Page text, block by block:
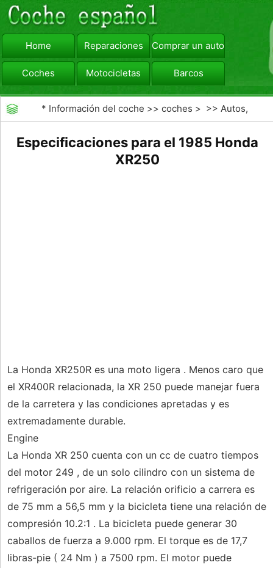
Home Reparaciones Comprar un automóvil
Coches Motocicletas Barcos
viajar Camiones
* Información del coche >>coches > >>Autos,
Especificaciones para el 1985 Honda
XR250
La Honda XR250R es una moto ligera . Menos caro que
el XR400R relacionada, la XR 250 puede manejar fuera
de la carretera y las condiciones apretadas y es
extremadamente durable.
Engine
La Honda XR 250 cuenta con un cc de cuatro tiempos
del motor 249 , de un solo cilindro con un sistema de
refrigeración por aire. La relación orificio a carrera es
de 75 mm a 56,5 mm y la bicicleta tiene una relación de
compresión 10.2:1 . La bicicleta puede generar 30
caballos de fuerza a 9.000 rpm. El torque es de 17,7
libras-pie ( 24 Nm ) a 7500 rpm. El motor puede